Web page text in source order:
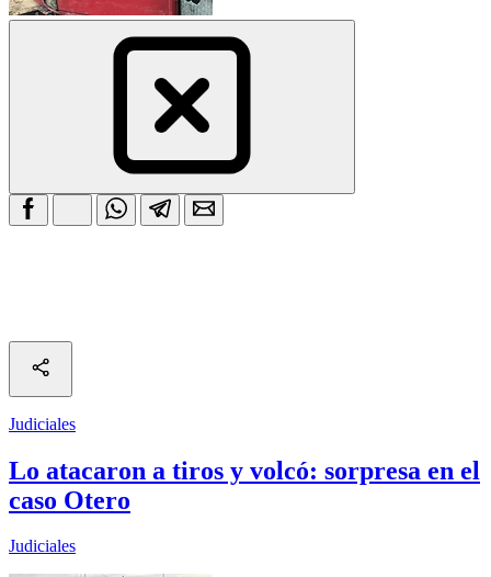
Judiciales
Lo atacaron a tiros y volcó: sorpresa en el
caso Otero
Judiciales